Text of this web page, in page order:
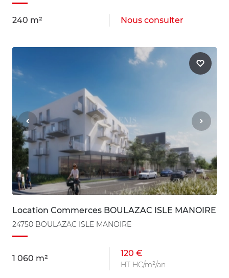
240 m² Nous consulter
Location Commerces BOULAZAC ISLE MANOIRE
24750 BOULAZAC ISLE MANOIRE
1 060 m²
120 €
HT HC/m²/an